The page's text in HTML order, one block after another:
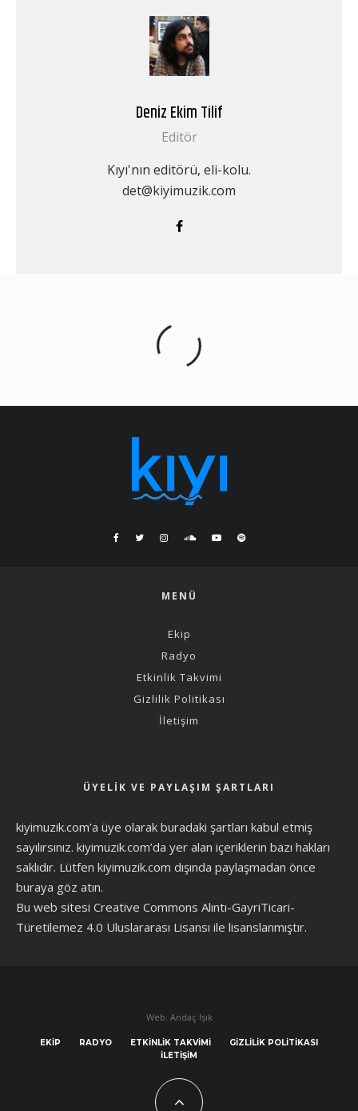
Deniz Ekim Tilif
Editör
Kıyı'nın editörü, eli-kolu.
det@kiyimuzik.com
MENÜ
Ekip
Radyo
Etkinlik Takvimi
Gizlilik Politikası
İletişim
ÜYELIK VE PAYLAŞIM ŞARTLARI
kiyimuzik.com’a üye olarak buradaki şartları kabul etmiş
sayılırsınız. kiyimuzik.com’da yer alan içeriklerin bazı hakları
saklıdır. Lütfen kiyimuzik.com dışında paylaşmadan önce
buraya göz atın.
Bu web sitesi Creative Commons Alıntı-GayriTicari-
Türetilemez 4.0 Uluslararası Lisansı ile lisanslanmıştır.
Web: Andaç Işık
EKIP RADYO ETKINLIK TAKVIMI
GIZLILIK POLITIKASI
İLETIŞIM